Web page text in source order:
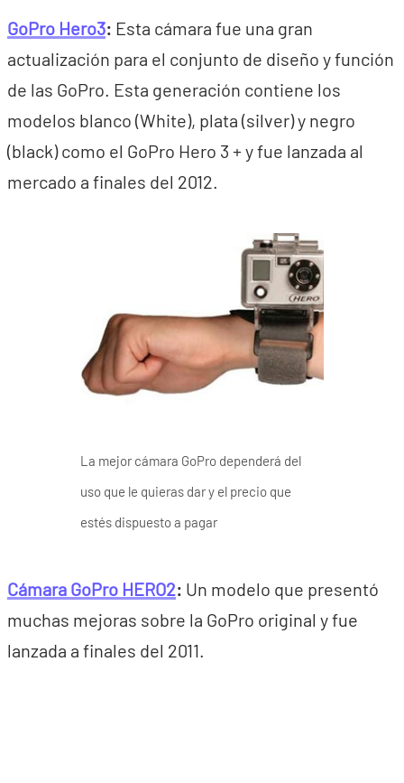
GoPro Hero3: Esta cámara fue una gran
actualización para el conjunto de diseño y función
de las GoPro. Esta generación contiene los
modelos blanco (White), plata (silver) y negro
(black) como el GoPro Hero 3 + y fue lanzada al
mercado a finales del 2012.
La mejor cámara GoPro dependerá del
uso que le quieras dar y el precio que
estés dispuesto a pagar
Cámara GoPro HERO2: Un modelo que presentó
muchas mejoras sobre la GoPro original y fue
lanzada a finales del 2011.